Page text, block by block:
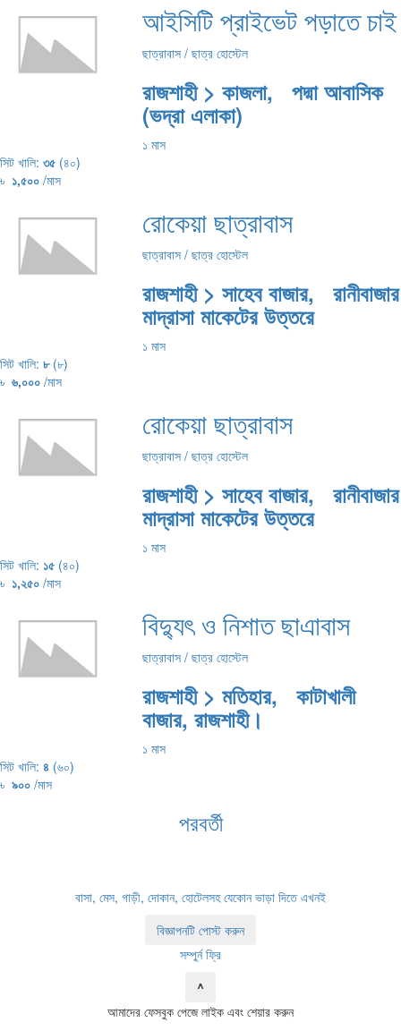
আইসিটি প্রাইভেট পড়াতে চাই
ছাত্রাবাস / ছাত্র হোস্টেল
রাজশাহী > কাজলা, পদ্মা আবাসিক
(ভদ্রা এলাকা)
১ মাস
সিট খালি: ৩৫ (৪০)
৳ ১,৫০০ /মাস
রোকেয়া ছাত্রাবাস
ছাত্রাবাস / ছাত্র হোস্টেল
রাজশাহী > সাহেব বাজার, রানীবাজার
মাদ্রাসা মাকেটের উত্তরে
১ মাস
সিট খালি: ৮(৮)
৳ ৬,০০০ /মাস
রোকেয়া ছাত্রাবাস
ছাত্রাবাস / ছাত্র হোস্টেল
রাজশাহী > সাহেব বাজার, রানীবাজার
মাদ্রাসা মাকেটের উত্তরে
১ মাস
সিট খালি: ১৫ (৪০)
৳ ১,২৫০ /মাস
বিদ্যুৎ ও নিশাত ছাএাবাস
ছাত্রাবাস / ছাত্র হোস্টেল
রাজশাহী > মতিহার, কাটাখালী
বাজার, রাজশাহী।
১ মাস
সিট খালি: ৪ (৬০)
৳ ৯০০ /মাস
পরবর্তী
বাসা, মেস, গাড়ী, দোকান, হোটেলসহ যেকোন ভাড়া দিতে এখনই
বিজ্ঞাপনটি পোস্ট করুন
সম্পুর্ন ফ্রি
^
আমাদের ফেসবুক পেজে লাইক এবং শেয়ার করুন